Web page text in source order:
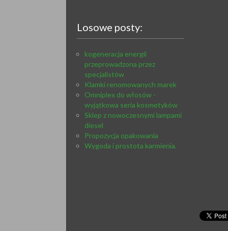
Losowe posty:
kogeneracja energii
przeprowadzona przez
specjalistów
Klamki renomowanych marek
Omniplex do włosów -
wyjątkowa seria kosmetyków
Sklep z nowoczesnymi lampami
diesel
Propozycja opakowania
Wygoda i prostota karmienia.